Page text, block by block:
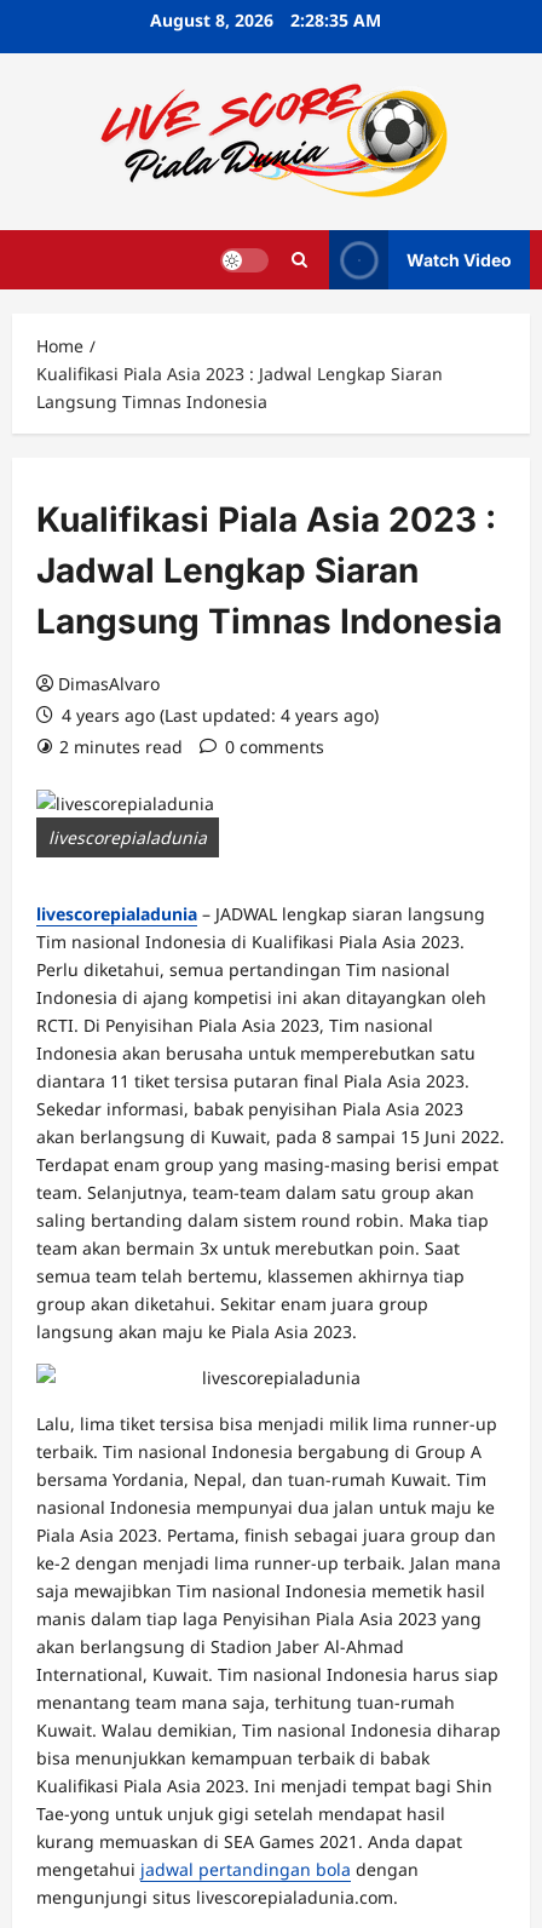
August 8, 2026 2:28:36 AM
Watch Video
Home
Kualifikasi Piala Asia 2023 : Jadwal Lengkap Siaran
Langsung Timnas Indonesia
Kualifikasi Piala Asia 2023 :
Jadwal Lengkap Siaran
Langsung Timnas Indonesia
DimasAlvaro
4 years ago (Last updated: 4 years ago)
2 minutes read
0 comments
livescorepialadunia
livescorepialadunia – JADWAL lengkap siaran langsung
Tim nasional Indonesia di Kualifikasi Piala Asia 2023.
Perlu diketahui, semua pertandingan Tim nasional
Indonesia di ajang kompetisi ini akan ditayangkan oleh
RCTI. Di Penyisihan Piala Asia 2023, Tim nasional
Indonesia akan berusaha untuk memperebutkan satu
diantara 11 tiket tersisa putaran final Piala Asia 2023.
Sekedar informasi, babak penyisihan Piala Asia 2023
akan berlangsung di Kuwait, pada 8 sampai 15 Juni 2022.
Terdapat enam group yang masing-masing berisi empat
team. Selanjutnya, team-team dalam satu group akan
saling bertanding dalam sistem round robin. Maka tiap
team akan bermain 3x untuk merebutkan poin. Saat
semua team telah bertemu, klassemen akhirnya tiap
group akan diketahui. Sekitar enam juara group
langsung akan maju ke Piala Asia 2023.
Lalu, lima tiket tersisa bisa menjadi milik lima runner-up
terbaik. Tim nasional Indonesia bergabung di Group A
bersama Yordania, Nepal, dan tuan-rumah Kuwait. Tim
nasional Indonesia mempunyai dua jalan untuk maju ke
Piala Asia 2023. Pertama, finish sebagai juara group dan
ke-2 dengan menjadi lima runner-up terbaik. Jalan mana
saja mewajibkan Tim nasional Indonesia memetik hasil
manis dalam tiap laga Penyisihan Piala Asia 2023 yang
akan berlangsung di Stadion Jaber Al-Ahmad
International, Kuwait. Tim nasional Indonesia harus siap
menantang team mana saja, terhitung tuan-rumah
Kuwait. Walau demikian, Tim nasional Indonesia diharap
bisa menunjukkan kemampuan terbaik di babak
Kualifikasi Piala Asia 2023. Ini menjadi tempat bagi Shin
Tae-yong untuk unjuk gigi setelah mendapat hasil
kurang memuaskan di SEA Games 2021. Anda dapat
mengetahui jadwal pertandingan bola dengan
mengunjungi situs livescorepialadunia.com.